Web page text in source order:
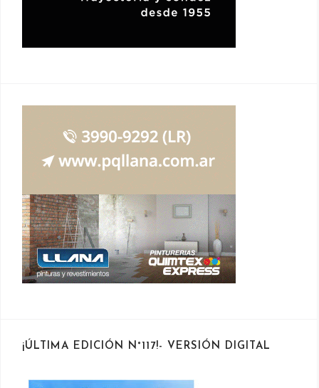
¡ÚLTIMA EDICIÓN N°117!- VERSIÓN DIGITAL